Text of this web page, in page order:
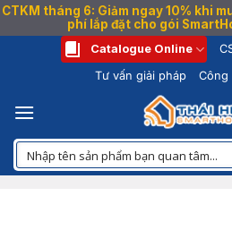
CTKM tháng 6: Giảm ngay 10% khi
phí lắp đặt cho gói
dung
Catalogue Online
Tư vấn giải pháp
Công